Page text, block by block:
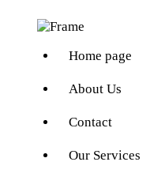
Home page
About Us
Contact
Our Services